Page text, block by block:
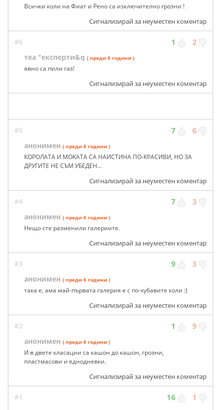
Всички коли на Фиат и Рено са изключително грозни !
Сигнализирай за неуместен коментар
#6 1 2
теа "експерти&q ( преди 6 години )
явно са пили газ!
Сигнализирай за неуместен коментар
#5 7 6
анонимен ( преди 6 години )
КОРОЛАТА И МОКАТА СА НАИСТИНА ПО-КРАСИВИ, НО ЗА
ДРУГИТЕ НЕ СЪМ УБЕДЕН...
Сигнализирай за неуместен коментар
#4 7 3
анонимен ( преди 6 години )
Нещо сте разменили галериите.
Сигнализирай за неуместен коментар
#3 9 3
анонимен ( преди 6 години )
така е, ама май-първата галерия е с по-хубавите коли :)
Сигнализирай за неуместен коментар
#2 1 9
анонимен ( преди 6 години )
И в двете класации са кашон до кашон, грозни,
пластмасови и еднодневки.
Сигнализирай за неуместен коментар
#1 16 1